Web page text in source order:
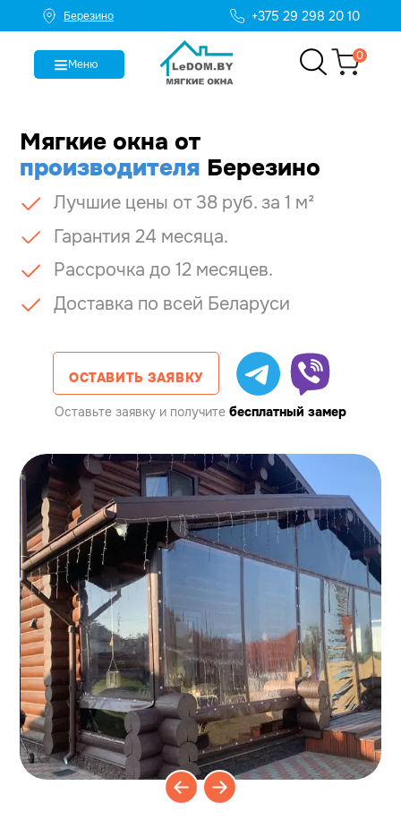
Березино +375 29 298 20 10
Меню
0
Мягкие окна от
производителя Березино
Лучшие цены от 38 руб. за 1 м²
Гарантия 24 месяца.
Рассрочка до 12 месяцев.
Доставка по всей Беларуси
ОСТАВИТЬ ЗАЯВКУ
Оставьте заявку и получите бесплатный замер